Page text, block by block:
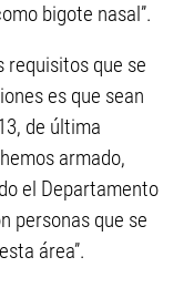
bigote nasal”.
requisitos que se
es que sean
de última
armado,
el Departamento
personas que se
área”.